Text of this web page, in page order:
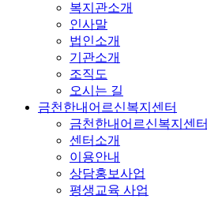
복지관소개
인사말
법인소개
기관소개
조직도
오시는 길
금천한내어르신복지센터
금천한내어르신복지센터
센터소개
이용안내
상담홍보사업
평생교육 사업